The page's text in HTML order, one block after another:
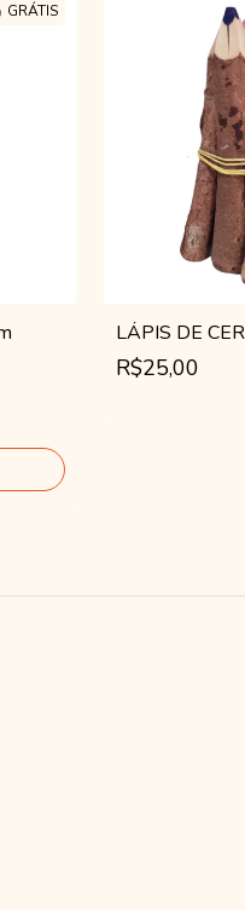
GRÁTIS
LÁPIS DE
R$25,00